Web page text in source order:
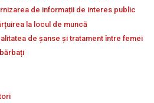
de informații de interes public
la locul de muncă
de șanse și tratament între femei